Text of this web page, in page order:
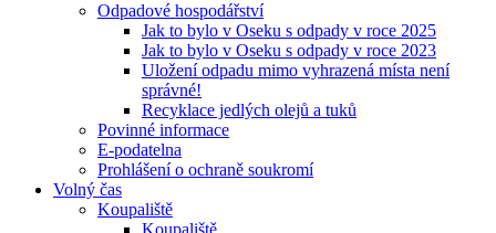
Odpadové hospodářství
Jak to bylo v Oseku s odpady v roce 2025
Jak to bylo v Oseku s odpady v roce 2023
Uložení odpadu mimo vyhrazená místa není
správné!
Recyklace jedlých olejů a tuků
Povinné informace
E-podatelna
Prohlášení o ochraně soukromí
Volný čas
Koupaliště
Koupaliště